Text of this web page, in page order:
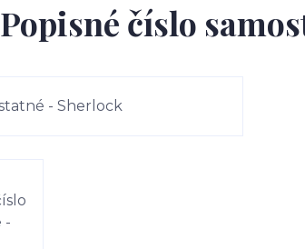
Popisné číslo